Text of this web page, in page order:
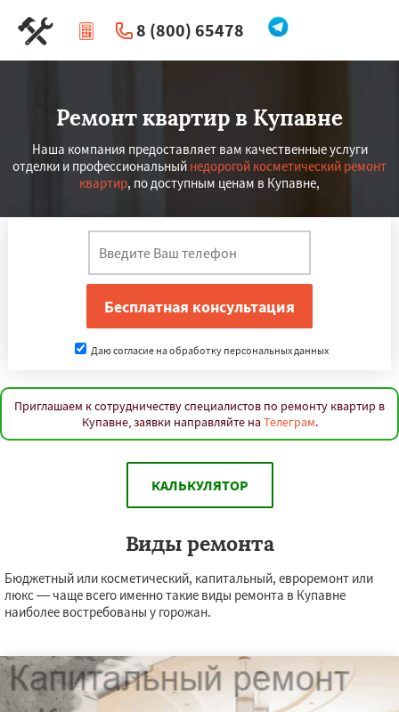
8 (800) 65478
| Перезвоните мне
Ремонт квартир в Купавне
Наша компания предоставляет вам качественные услуги
отделки и профессиональный недорогой косметический ремонт
квартир, по доступным ценам в Купавне,
Даю согласие на обработку персональных данных
Приглашаем к сотрудничеству специалистов по ремонту квартир в
Купавне, заявки направляйте на Телеграм.
КАЛЬКУЛЯТОР
Виды ремонта
Бюджетный или косметический, капитальный, евроремонт или
люкс — чаще всего именно такие виды ремонта в Купавне
наиболее востребованы у горожан.